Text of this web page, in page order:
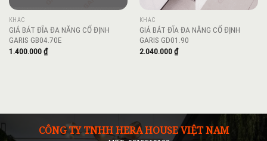
KHÁC
GIÁ BÁT ĐĨA ĐA NĂNG CỐ ĐỊNH
GARIS GB04.70E
1.400.000₫
KHÁC
GIÁ BÁT ĐĨA ĐA NĂNG CỐ ĐỊNH
GARIS GD01.90
2.040.000₫
CÔNG TY TNHH HERA HOUSE VIỆT NAM